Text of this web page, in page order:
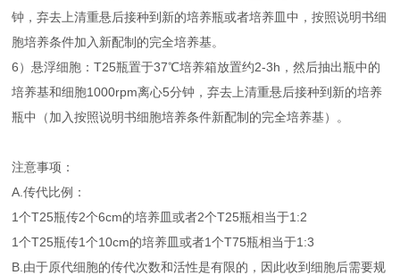
钟，弃去上清重悬后接种到新的培养瓶或者培养皿中，按照说明书细
胞培养条件加入新配制的完全培养基。
6）悬浮细胞：T25瓶置于37℃培养箱放置约2-3h，然后抽出瓶中的
培养基和细胞1000rpm离心5分钟，弃去上清重悬后接种到新的培养
瓶中（加入按照说明书细胞培养条件新配制的完全培养基）。
注意事项：
A.传代比例：
1个T25瓶传2个6cm的培养皿或者2个T25瓶相当于1:2
1个T25瓶传1个10cm的培养皿或者1个T75瓶相当于1:3
B.由于原代细胞的传代次数和活性是有限的，因此收到细胞后需要规